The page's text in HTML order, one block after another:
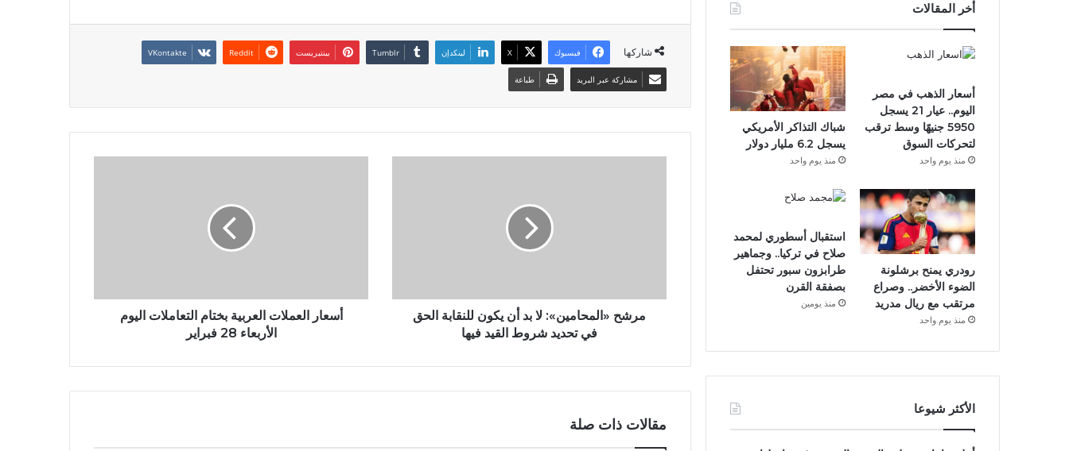
شاركها فيسبوك X لينكدإن بينتيريست
مشاركة عبر البريد طباعة
مرشح «المحامين»: لا بد أن يكون للنقابة الحق
في تحديد شروط القيد فيها
أسعار العملات العربية بختام التعاملات اليوم
الأربعاء 28 فبراير
مقالات ذات صلة
ب
أخر المقالات
أسعار الذهب في مصر
اليوم.. عيار 21 يسجل
5950 جنيهًا وسط ترقب
لتحركات السوق
منذ يوم واحد
شباك التذاكر الأمريكي
يسجل 6.2 مليار دولار
منذ يوم واحد
رودري يمنح برشلونة
الضوء الأخضر.. وصراع
مرتقب مع ريال مدريد
منذ يوم واحد
استقبال أسطوري لمحمد
صلاح في تركيا.. وجماهير
طرابزون سبور تحتفل
بصفقة القرن
منذ يومين
الأكثر شيوعا